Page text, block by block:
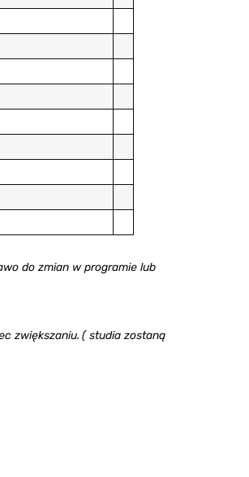
do zmian w programie lub
zwiększaniu. ( studia zostaną